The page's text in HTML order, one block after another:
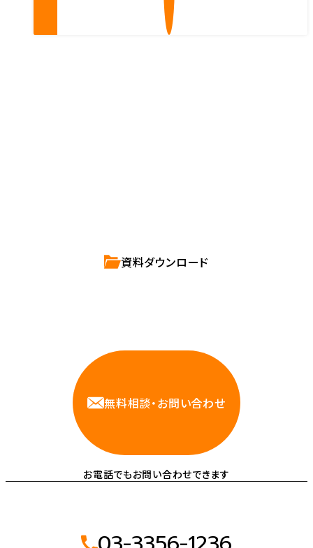
資料ダウンロード
無料相談・お問い合わせ
お電話でもお問い合わせできます